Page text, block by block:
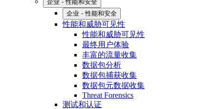
企业 - 性能和安全
企业 - 性能和安全
性能和威胁可见性
性能和威胁可见性
最终用户体验
丰富的流量收集
数据包分析
数据包捕获收集
数据包元数据收集
Threat Forensics
测试和认证